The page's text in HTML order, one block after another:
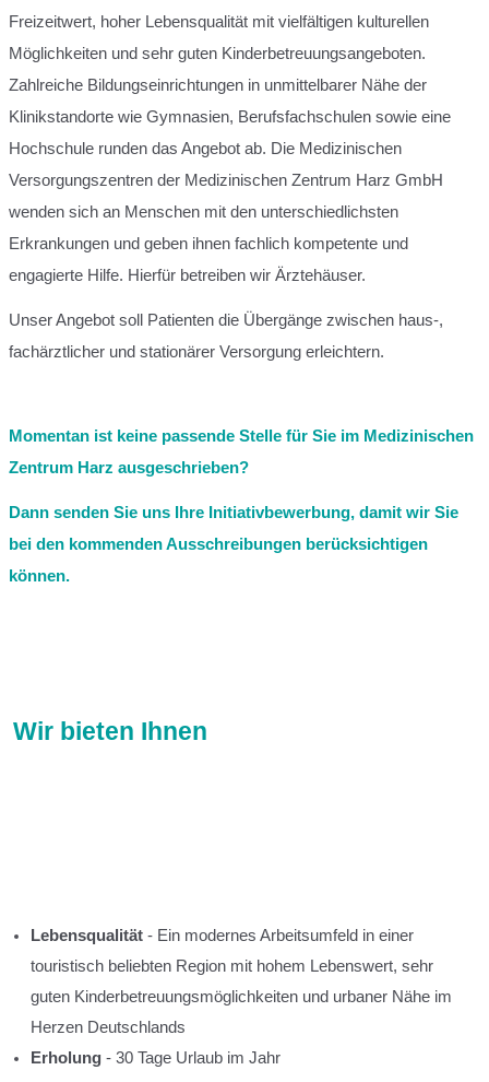
Freizeitwert, hoher Lebensqualität mit vielfältigen kulturellen
Möglichkeiten und sehr guten Kinderbetreuungsangeboten.
Zahlreiche Bildungseinrichtungen in unmittelbarer Nähe der
Klinikstandorte wie Gymnasien, Berufsfachschulen sowie eine
Hochschule runden das Angebot ab. Die Medizinischen
Versorgungszentren der Medizinischen Zentrum Harz GmbH
wenden sich an Menschen mit den unterschiedlichsten
Erkrankungen und geben ihnen fachlich kompetente und
engagierte Hilfe. Hierfür betreiben wir Ärztehäuser.
Unser Angebot soll Patienten die Übergänge zwischen haus-,
fachärztlicher und stationärer Versorgung erleichtern.
Momentan ist keine passende Stelle für Sie im Medizinischen
Zentrum Harz ausgeschrieben?
Dann senden Sie uns Ihre Initiativbewerbung, damit wir Sie
bei den kommenden Ausschreibungen berücksichtigen
können.
Wir bieten Ihnen
Lebensqualität - Ein modernes Arbeitsumfeld in einer
touristisch beliebten Region mit hohem Lebenswert, sehr
guten Kinderbetreuungsmöglichkeiten und urbaner Nähe im
Herzen Deutschlands
Erholung - 30 Tage Urlaub im Jahr